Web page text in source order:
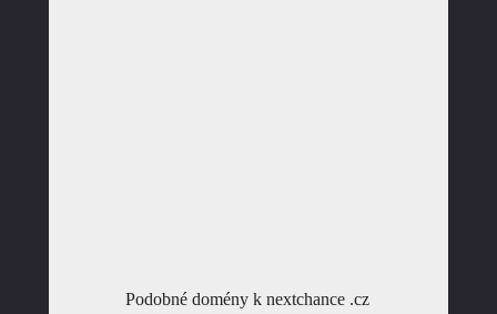
Podobné domény k nextchance .cz